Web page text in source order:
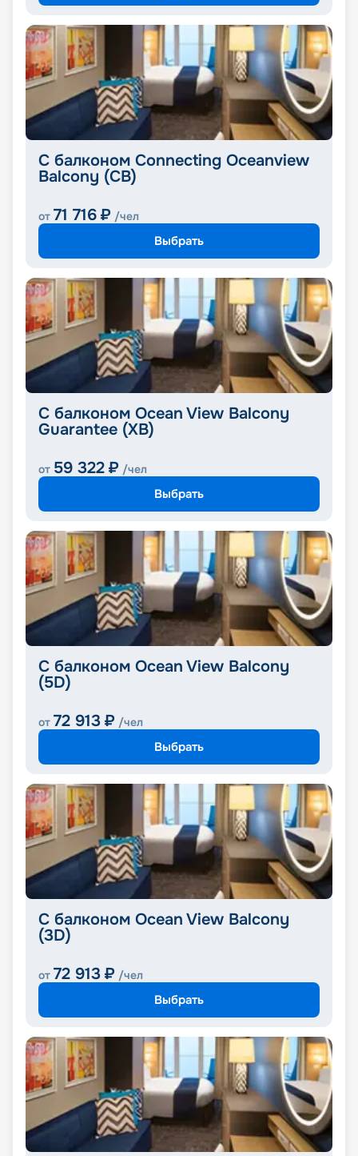
С балконом Connecting Oceanview
Balcony (CB)
от 71 716 ₽ /чел
Выбрать
С балконом Ocean View Balcony
Guarantee (XB)
от 59 322 ₽ /чел
Выбрать
С балконом Ocean View Balcony
(5D)
от 72 913 ₽ /чел
Выбрать
С балконом Ocean View Balcony
(3D)
от 72 913 ₽ /чел
Выбрать